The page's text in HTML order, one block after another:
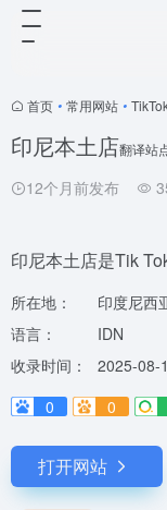
首页 • 常用网站 •
印尼本土店翻译站
12个月前发布
印尼本土店是Tik
所在地：
印度尼西
语言：
IDN
收录时间：
2025-08-
0
0
打开网站